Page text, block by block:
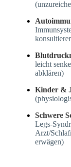
leicht
abklären)
Kinder &
Schwere
Legs-
Arzt/
erwägen)